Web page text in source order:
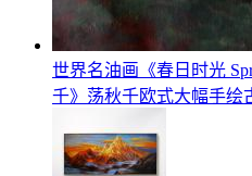
世界名油画《春日时光
千》荡秋千欧式大幅手绘